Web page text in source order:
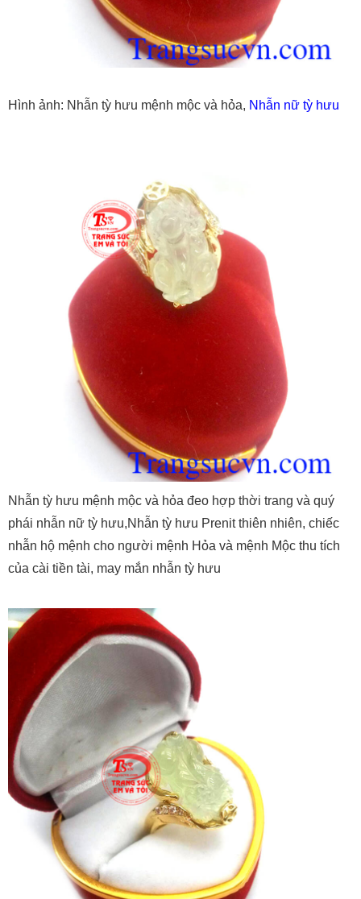
Hình ảnh: Nhẫn tỳ hưu mệnh mộc và hỏa, Nhẫn nữ tỳ hưu
Nhẫn tỳ hưu mệnh mộc và hỏa đeo hợp thời trang và quý
phái nhẫn nữ tỳ hưu,Nhẫn tỳ hưu Prenit thiên nhiên, chiếc
nhẫn hộ mệnh cho người mệnh Hỏa và mệnh Mộc thu tích
của cài tiền tài, may mắn nhẫn tỳ hưu